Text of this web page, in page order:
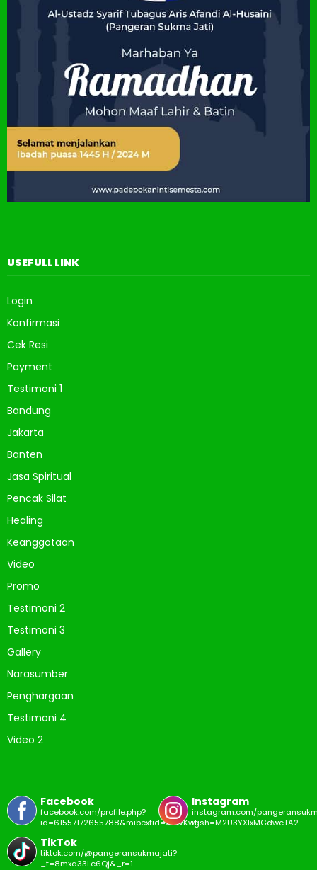
USEFULL LINK
Login
Konfirmasi
Cek Resi
Payment
Testimoni 1
Bandung
Jakarta
Banten
Jasa Spiritual
Pencak Silat
Healing
Keanggotaan
Video
Promo
Testimoni 2
Testimoni 3
Gallery
Narasumber
Penghargaan
Testimoni 4
Video 2
Facebook
facebook.com/profile.php?
id=61557172655788&mibextid=ZbWKwL
Instagram
instagram.com/
igsh=M2U3YXIxMGdwcTA2
TikTok
tiktok.com/@pangeransukmajati?
_t=8mxa33Lc6Qj&_r=1